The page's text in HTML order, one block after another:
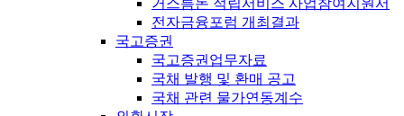
거스름돈 적립서비스 사업참여지원서
전자금융포럼 개최결과
국고증권
국고증권업무자료
국채 발행 및 환매 공고
국채 관련 물가연동계수